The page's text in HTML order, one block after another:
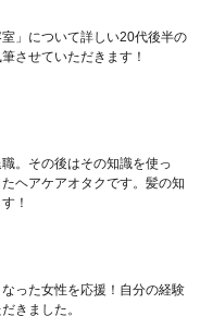
室」について詳しい20代後半の
させていただきます！
。その後はその知識を使っ
ヘアケアオタクです。髪の知
！
った女性を応援！自分の経験
きました。